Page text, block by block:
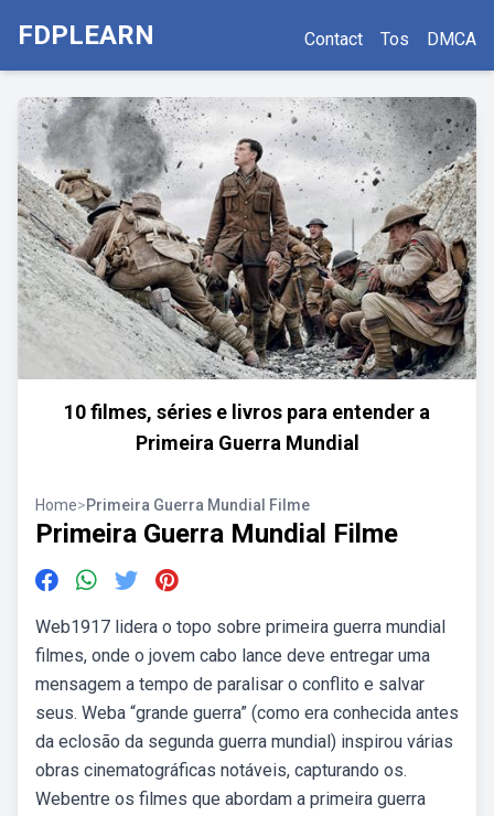
FDPLEARN Contact Tos DMCA
10 filmes, séries e livros para entender a
Primeira Guerra Mundial
Home>Primeira Guerra Mundial Filme
Primeira Guerra Mundial Filme
Web1917 lidera o topo sobre primeira guerra mundial
filmes, onde o jovem cabo lance deve entregar uma
mensagem a tempo de paralisar o conflito e salvar
seus. Weba “grande guerra” (como era conhecida antes
da eclosão da segunda guerra mundial) inspirou várias
obras cinematográficas notáveis, capturando os.
Webentre os filmes que abordam a primeira guerra